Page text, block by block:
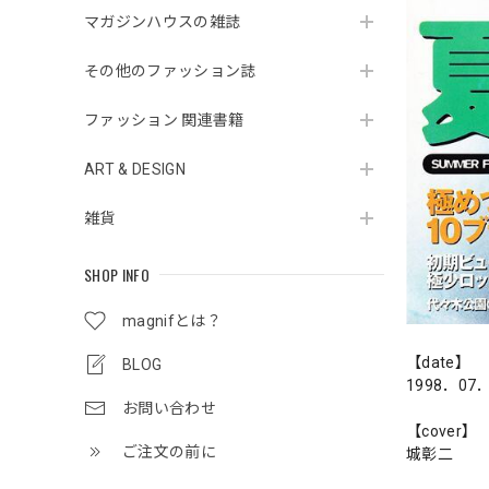
マガジンハウスの雑誌
その他のファッション誌
ファッション 関連書籍
ART & DESIGN
雑貨
SHOP INFO
magnifとは？
BLOG
お問い合わせ
ご注文の前に
【date】
1998．07
【cover】
城彰二